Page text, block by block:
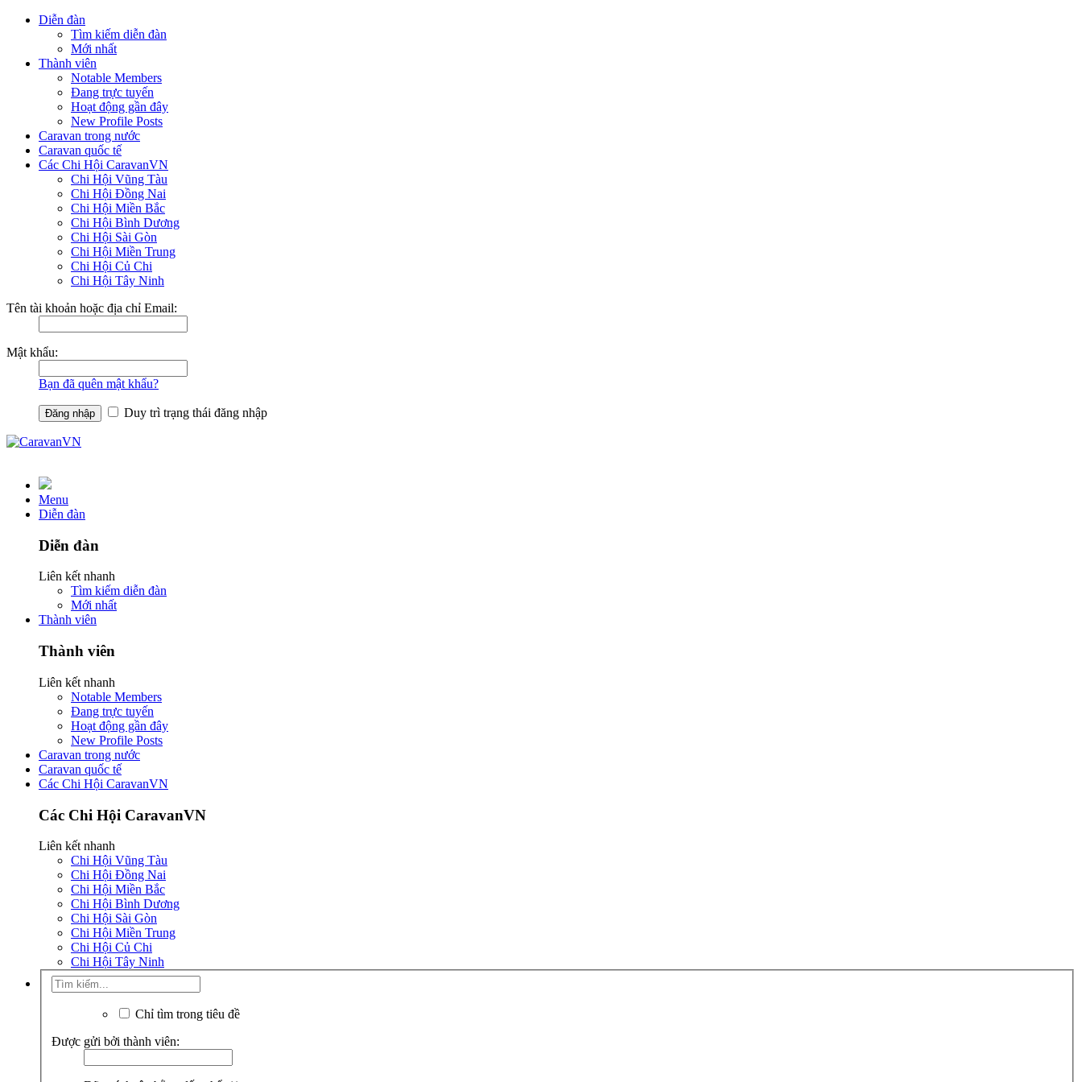
Diễn đàn
Tìm kiếm diễn đàn
Mới nhất
Thành viên
Notable Members
Đang trực tuyến
Hoạt động gần đây
New Profile Posts
Caravan trong nước
Caravan quốc tế
Các Chi Hội CaravanVN
Chi Hội Vũng Tàu
Chi Hội Đồng Nai
Chi Hội Miền Bắc
Chi Hội Bình Dương
Chi Hội Sài Gòn
Chi Hội Miền Trung
Chi Hội Củ Chi
Chi Hội Tây Ninh
Tên tài khoản hoặc địa chỉ Email:
Mật khẩu:
Bạn đã quên mật khẩu?
Duy trì trạng thái đăng nhập
Menu
Diễn đàn
Diễn đàn
Liên kết nhanh
Tìm kiếm diễn đàn
Mới nhất
Thành viên
Thành viên
Liên kết nhanh
Notable Members
Đang trực tuyến
Hoạt động gần đây
New Profile Posts
Caravan trong nước
Caravan quốc tế
Các Chi Hội CaravanVN
Các Chi Hội CaravanVN
Liên kết nhanh
Chi Hội Vũng Tàu
Chi Hội Đồng Nai
Chi Hội Miền Bắc
Chi Hội Bình Dương
Chi Hội Sài Gòn
Chi Hội Miền Trung
Chi Hội Củ Chi
Chi Hội Tây Ninh
Chỉ tìm trong tiêu đề
Được gửi bởi thành viên: